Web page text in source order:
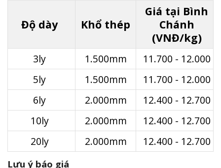
Độ dày Khổ thép
Giá tại Bình
Chánh
(VNĐ/kg)
3ly 1.500mm
11.700 - 12.000
5ly
1.500mm
11.700 - 12.000
6ly
2.000mm
12.400 - 12.700
10ly
2.000mm
12.400 - 12.700
20ly
2.000mm 12.400 - 12.700
Lưu ý báo giá